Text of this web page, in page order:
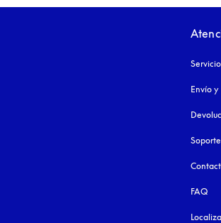
Envío
FAQ